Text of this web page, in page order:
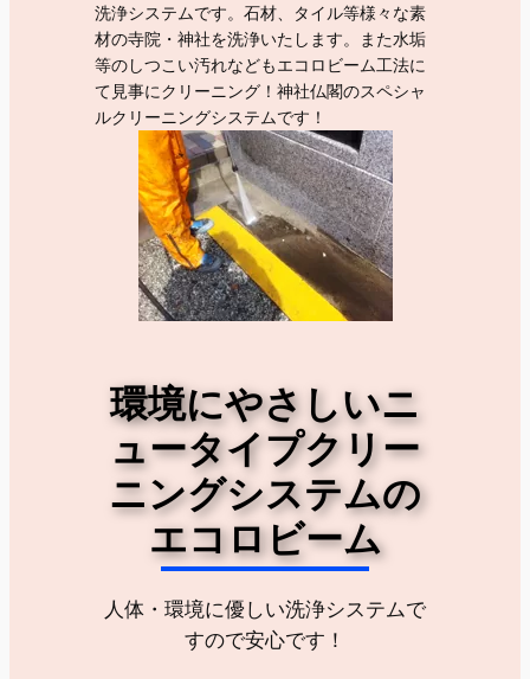
洗浄システムです。石材、タイル等様々な素
材の寺院・神社を洗浄いたします。また水垢
等のしつこい汚れなどもエコロビーム工法に
て見事にクリーニング！神社仏閣のスペシャ
ルクリーニングシステムです！
環境にやさしいニ
ュータイプクリー
ニングシステムの
エコロビーム
人体・環境に優しい洗浄システムで
すので安心です！